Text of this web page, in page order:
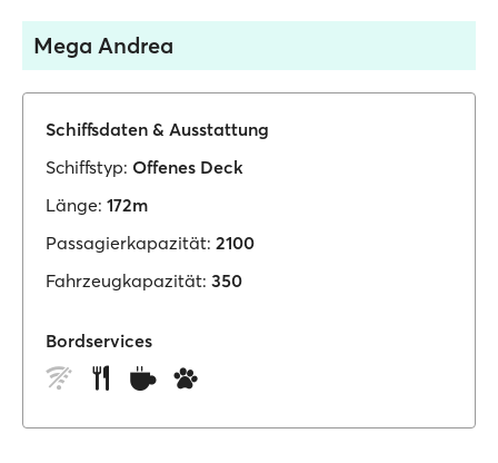
Mega Andrea
Schiffsdaten & Ausstattung
Schiffstyp: Offenes Deck
Länge: 172m
Passagierkapazität: 2100
Fahrzeugkapazität: 350
Bordservices